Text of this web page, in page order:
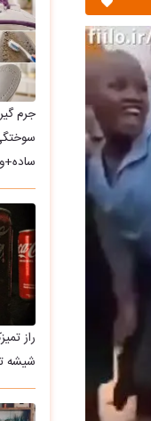
جرم
راز
شیشه